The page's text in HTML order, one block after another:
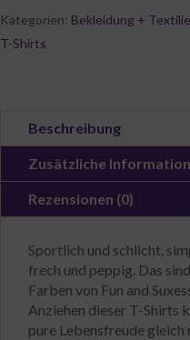
Menge
Kategorien: Bekleidung +
T-Shirts
Beschreibung
Zusätzliche
Rezensionen (0)
Sportlich und schlicht,
frech und peppig. Das
Farben von Fun and
Anziehen dieser T-Shirts
pure Lebensfreude gleich